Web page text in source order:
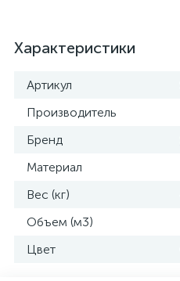
Характеристики
Артикул
Производитель
Бренд
Материал
Вес (кг)
Объем (м3)
Цвет